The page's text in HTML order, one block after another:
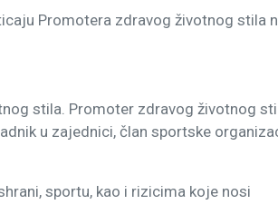
Promotera zdravog životnog stila
stila. Promoter zdravog životnog
u zajednici, član sportske
sportu, kao i rizicima koje nosi